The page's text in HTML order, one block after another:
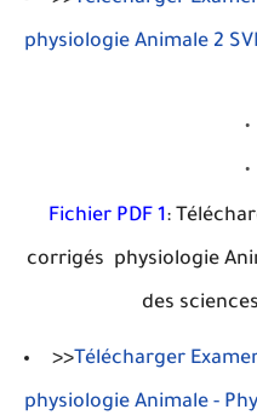
physiologie Animale 2
Fichier PDF 1:
corrigés physiologie
des
>>Télécharger
physiologie Animale -